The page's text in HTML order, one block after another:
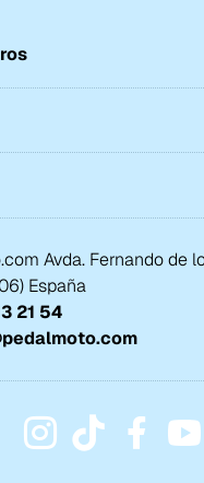
Avda. Fernando de
España
21 54